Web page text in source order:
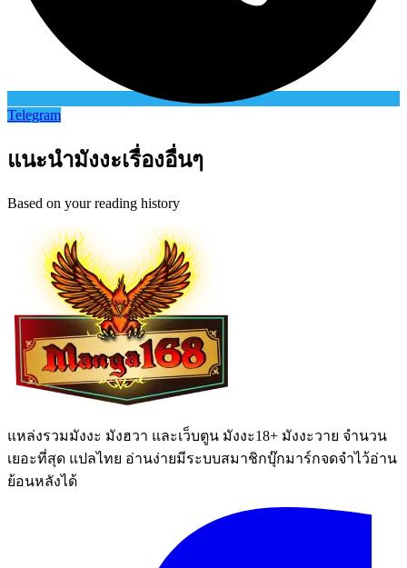
Telegram
แนะนำมังงะเรื่องอื่นๆ
Based on your reading history
แหล่งรวมมังงะ มังฮวา และเว็บตูน มังงะ18+ มังงะวาย จำนวน
เยอะที่สุด แปลไทย อ่านง่ายมีระบบสมาชิกบุ๊กมาร์กจดจำไว้อ่าน
ย้อนหลังได้